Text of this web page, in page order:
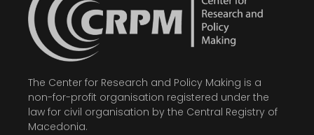
The Center for Research and Policy Making is a
non-for-profit organisation registered under the
law for civil organisation by the Central Registry of
Macedonia.